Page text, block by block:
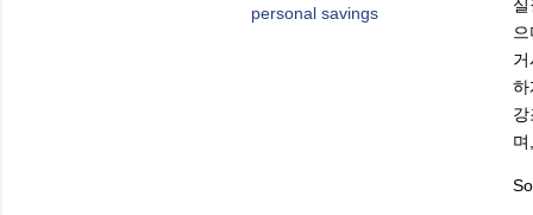
personal savings
하